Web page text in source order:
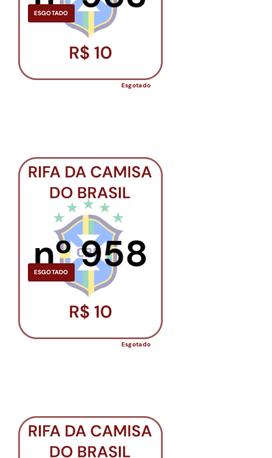
ESGOTADO
Esgotado
ESGOTADO
Esgotado